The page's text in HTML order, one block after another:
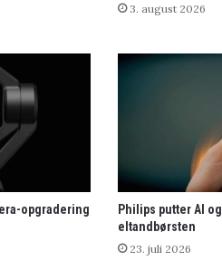
3. august 2026
opgradering
Philips putter AI
eltandbørsten
23. juli 2026